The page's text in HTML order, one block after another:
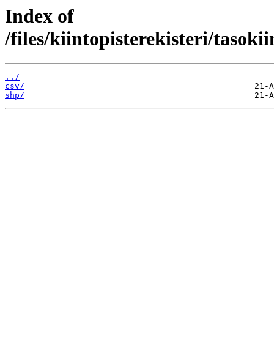
Index of
/files/kiintopisterekisteri/
../
csv/
shp/